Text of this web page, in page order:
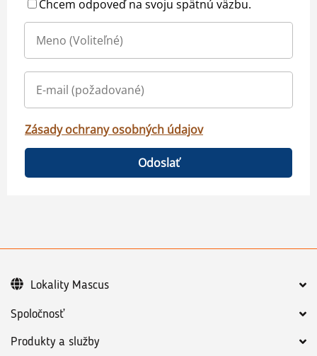
Chcem odpoveď na svoju spätnú väzbu.
Zásady ochrany osobných údajov
Odoslať
Spoločnosť
Produkty a služby
Lokality Mascus